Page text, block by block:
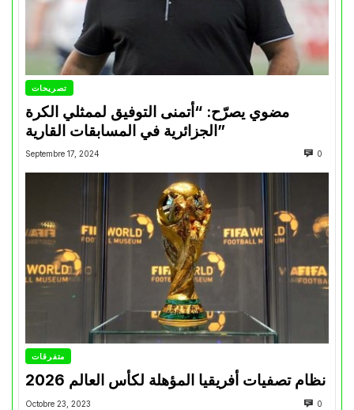
تصريحات
مضوي يصرّح: “أتمنى التوفيق لممثلي الكرة
الجزائرية في المسابقات القارية”
Septembre 17, 2024 0
متفرقات
نظام تصفيات أفريقيا المؤهلة لكأس العالم 2026
Octobre 23, 2023 0